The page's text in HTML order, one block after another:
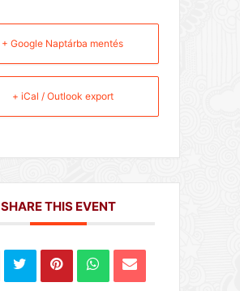
+ Google Naptárba mentés
+ iCal / Outlook export
SHARE THIS EVENT